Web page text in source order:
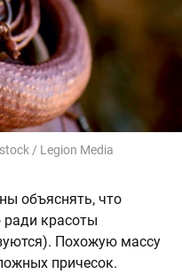
/ Legion Media
объяснять, что
ради красоты
Похожую массу
причесок.